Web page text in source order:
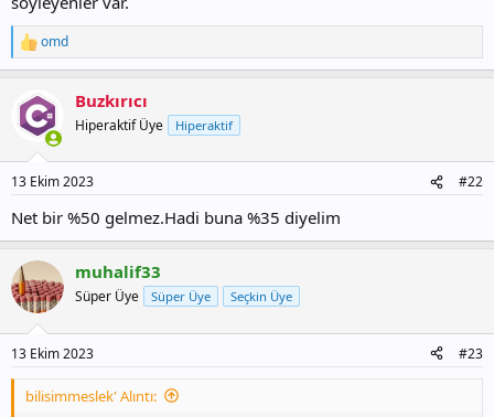
T
e
k
:
omd
Buzkırıcı
Hiperaktif Üye Hiperaktif
13 Ekim 2023 #22
Net bir %50 gelmez.Hadi buna %35 diyelim
muhalif33
Süper Üye Süper Üye Seçkin Üye
13 Ekim 2023 #23
bilisimmeslek' Alıntı: